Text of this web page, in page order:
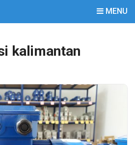
MENU
kalimantan